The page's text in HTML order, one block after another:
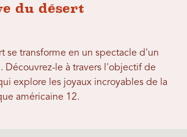
du désert
se transforme en un spectacle d'un
Découvrez-le à travers l'objectif de
explore les joyaux incroyables de la
américaine 12.